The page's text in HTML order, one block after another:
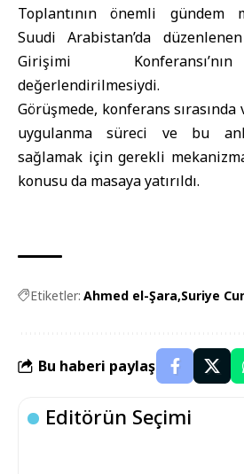
Toplantının önemli gündem
Suudi Arabistan’da
Girişimi
değerlendirilmesiydi.
Görüşmede, konferans sırasında
uygulanma süreci ve bu
sağlamak için gerekli
konusu da masaya yatırıldı.
Etiketler: Ahmed el-Şara Suriye
Bu haberi paylaş
Editörün Seçimi